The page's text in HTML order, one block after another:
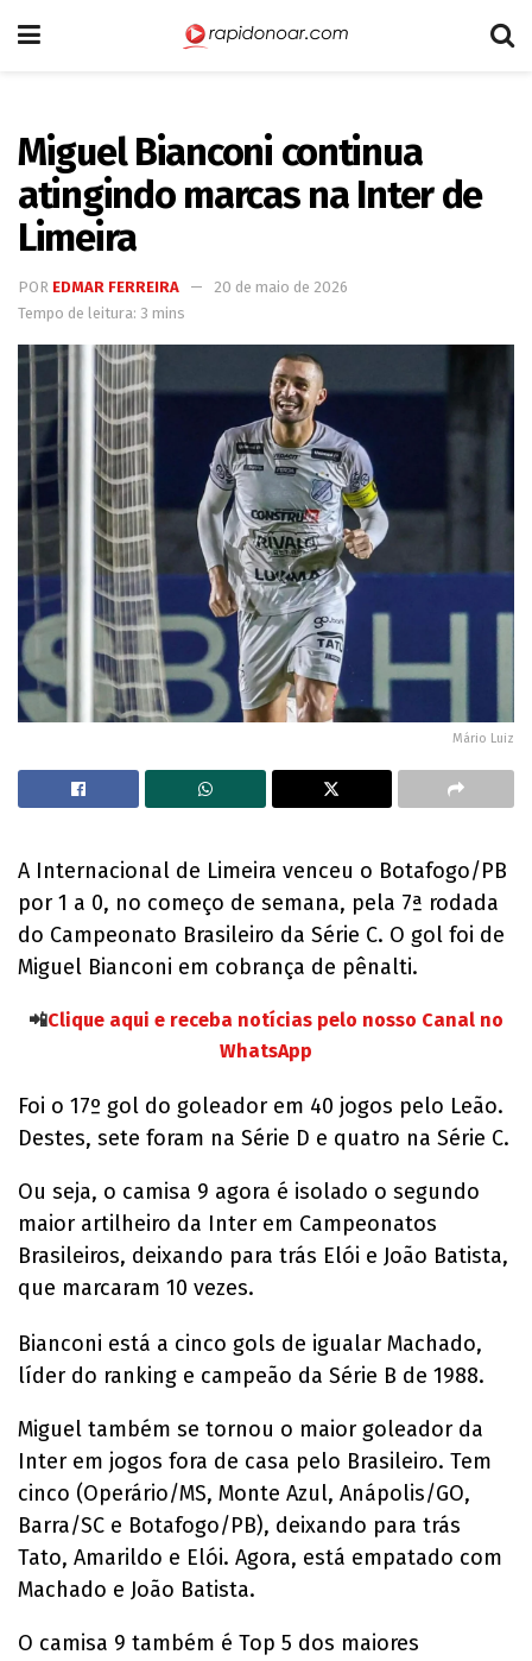
Miguel Bianconi continua
atingindo marcas na Inter de
Limeira
POR EDMAR FERREIRA
20 de maio de 2026
Tempo de leitura: 3 mins
Mário Luiz
A Internacional de Limeira venceu o Botafogo/PB
por 1 a 0, no começo de semana, pela 7ª rodada
do Campeonato Brasileiro da Série C. O gol foi de
Miguel Bianconi em cobrança de pênalti.
📲Clique aqui e receba notícias pelo nosso Canal no
WhatsApp
Foi o 17º gol do goleador em 40 jogos pelo Leão.
Destes, sete foram na Série D e quatro na Série C.
Ou seja, o camisa 9 agora é isolado o segundo
maior artilheiro da Inter em Campeonatos
Brasileiros, deixando para trás Elói e João Batista,
que marcaram 10 vezes.
Bianconi está a cinco gols de igualar Machado,
líder do ranking e campeão da Série B de 1988.
Miguel também se tornou o maior goleador da
Inter em jogos fora de casa pelo Brasileiro. Tem
cinco (Operário/MS, Monte Azul, Anápolis/GO,
Barra/SC e Botafogo/PB), deixando para trás
Tato, Amarildo e Elói. Agora, está empatado com
Machado e João Batista.
O camisa 9 também é Top 5 dos maiores